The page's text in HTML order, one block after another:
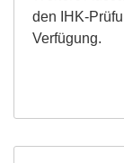
den IHK-
Verfügung.